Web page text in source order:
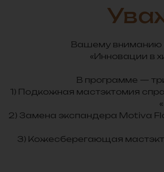
Вашему вниманию
«Инновации в
В программе —
1) Подкожная мастэктомия
2) Замена экспандера Motiva
3) Кожесберегающая